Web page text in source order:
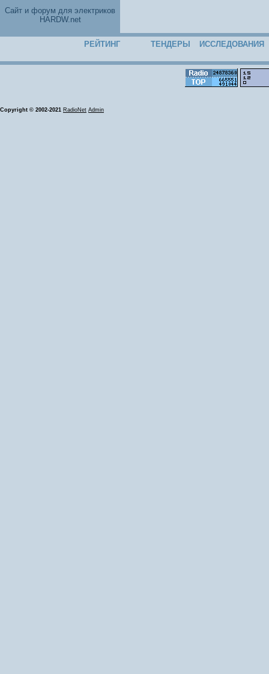
Cайт и форум для электриков
HARDW.net
РЕЙТИНГ ТЕНДЕРЫ ИССЛЕДОВАНИЯ
Copyright © 2002-2021 RadioNet Admin